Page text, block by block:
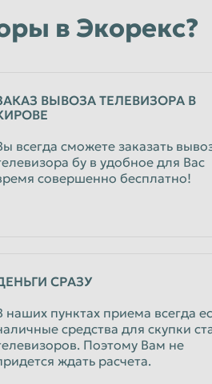
в Экорекс?
ВЫВОЗА ТЕЛЕВИЗОРА В
всегда сможете заказать
бу в удобное для Вас
совершенно бесплатно!
СРАЗУ
наших пунктах приема всегда
средства для скупки
Поэтому Вам не
ждать расчета.